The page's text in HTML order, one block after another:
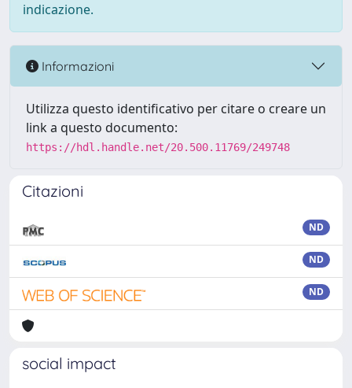
indicazione.
Informazioni
Utilizza questo identificativo per citare o creare un
link a questo documento:
https://hdl.handle.net/20.500.11769/249748
Citazioni
ND
ND
ND
social impact